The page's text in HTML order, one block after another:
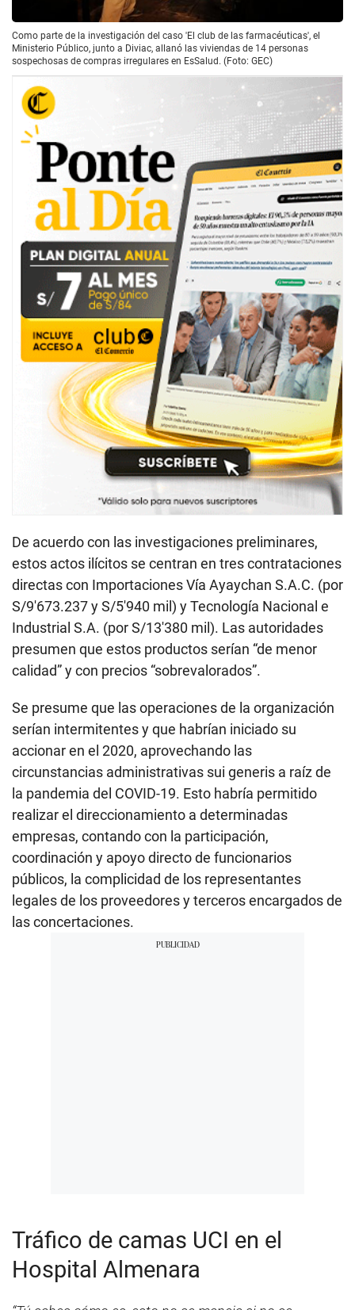
Como parte de la investigación del caso 'El club de las farmacéuticas', el
Ministerio Público, junto a Diviac, allanó las viviendas de 14 personas
sospechosas de compras irregulares en EsSalud. (Foto: GEC)
De acuerdo con las investigaciones preliminares,
estos actos ilícitos se centran en tres contrataciones
directas con Importaciones Vía Ayaychan S.A.C. (por
S/9′673.237 y S/5′940 mil) y Tecnología Nacional e
Industrial S.A. (por S/13′380 mil). Las autoridades
presumen que estos productos serían “de menor
calidad” y con precios “sobrevalorados”.
Se presume que las operaciones de la organización
serían intermitentes y que habrían iniciado su
accionar en el 2020, aprovechando las
circunstancias administrativas sui generis a raíz de
la pandemia del COVID-19. Esto habría permitido
realizar el direccionamiento a determinadas
empresas, contando con la participación,
coordinación y apoyo directo de funcionarios
públicos, la complicidad de los representantes
legales de los proveedores y terceros encargados de
las concertaciones.
Tráfico de camas UCI en el
Hospital Almenara